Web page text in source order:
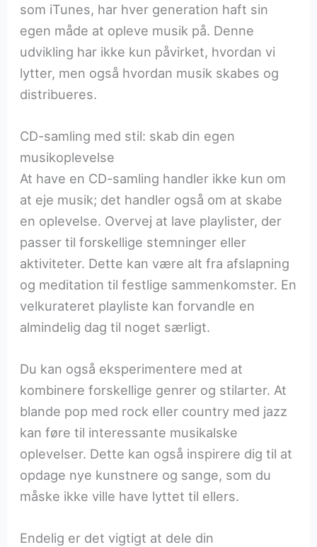
som iTunes, har hver generation haft sin
egen måde at opleve musik på. Denne
udvikling har ikke kun påvirket, hvordan vi
lytter, men også hvordan musik skabes og
distribueres.
CD-samling med stil: skab din egen
musikoplevelse
At have en CD-samling handler ikke kun om
at eje musik; det handler også om at skabe
en oplevelse. Overvej at lave playlister, der
passer til forskellige stemninger eller
aktiviteter. Dette kan være alt fra afslapning
og meditation til festlige sammenkomster. En
velkurateret playliste kan forvandle en
almindelig dag til noget særligt.
Du kan også eksperimentere med at
kombinere forskellige genrer og stilarter. At
blande pop med rock eller country med jazz
kan føre til interessante musikalske
oplevelser. Dette kan også inspirere dig til at
opdage nye kunstnere og sange, som du
måske ikke ville have lyttet til ellers.
Endelig er det vigtigt at dele din